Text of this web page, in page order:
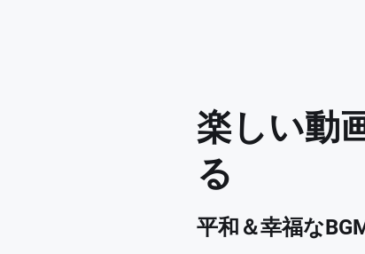
楽しい動
る
平和＆幸福な